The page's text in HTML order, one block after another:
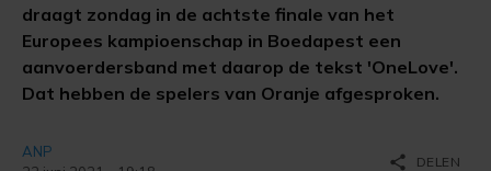
draagt zondag in de achtste finale van het
Europees kampioenschap in Boedapest een
aanvoerdersband met daarop de tekst 'OneLove'.
Dat hebben de spelers van Oranje afgesproken.
ANP
share DELEN